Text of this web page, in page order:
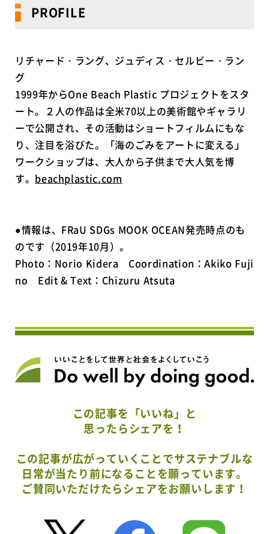
PROFILE
リチャード・ラング、ジュディス・セルビー・ラン
グ
1999年からOne Beach Plastic プロジェクトをスタ
ート。２人の作品は全米70以上の美術館やギャラリ
ーで公開され、その活動はショートフィルムにもな
り、注目を浴びた。「海のごみをアートに変える」
ワークショップは、大人から子供まで大人気を博
す。 beachplastic.com
●情報は、FRaU SDGs MOOK OCEAN発売時点のも
のです（2019年10月）。
Photo：Norio Kidera Coordination：Akiko Fuji
no Edit & Text：Chizuru Atsuta
この記事を「いいね」と
思ったらシェアを！
この記事が広がっていくことでサステナブルな
日常が当たり前になることを願っています。
ご賛同いただけたらシェアをお願いします！